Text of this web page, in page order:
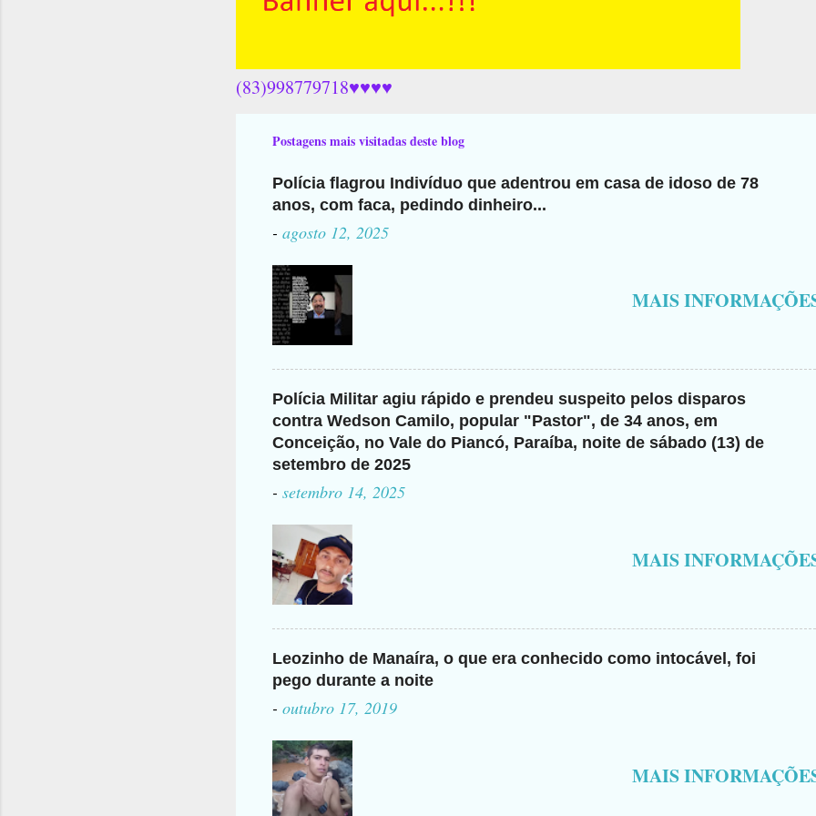
(83)998779718♥♥♥♥
Postagens mais visitadas deste blog
Polícia flagrou Indivíduo que adentrou em casa de idoso de 78
anos, com faca, pedindo dinheiro...
- agosto 12, 2025
MAIS
Polícia Militar agiu rápido e prendeu suspeito pelos disparos
contra Wedson Camilo, popular "Pastor", de 34 anos, em
Conceição, no Vale do Piancó, Paraíba, noite de sábado (13) de
setembro de 2025
- setembro 14, 2025
MAIS
Leozinho de Manaíra, o que era conhecido como intocável, foi
pego durante a noite
- outubro 17, 2019
MAIS